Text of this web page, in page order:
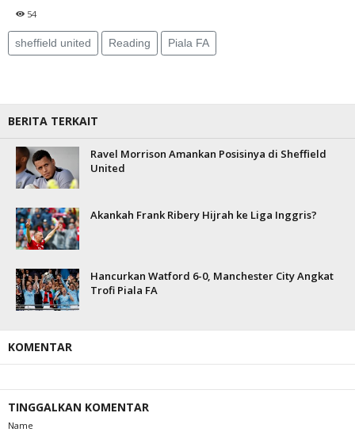
54
sheffield united Reading Piala FA
BERITA TERKAIT
Ravel Morrison Amankan Posisinya di Sheffield
United
Akankah Frank Ribery Hijrah ke Liga Inggris?
Hancurkan Watford 6-0, Manchester City Angkat
Trofi Piala FA
KOMENTAR
TINGGALKAN KOMENTAR
Name